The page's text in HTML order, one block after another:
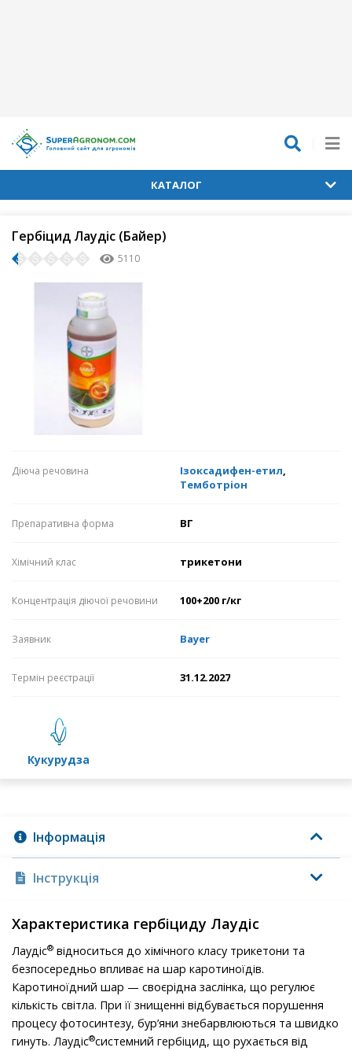
КАТАЛОГ
Гербіцид Лаудіс (Байер)
5110
Діюча речовина Ізоксадифен-етил,
Темботріон
Препаративна форма ВГ
Хімічний клас трикетони
Концентрація діючої речовини 100+200 г/кг
Заявник Bayer
Термін реєстрації 31.12.2027
кукурудза
Інформація
Інструкція
Характеристика гербіциду Лаудіс
Лаудіс® відноситься до хімічного класу трикетони та
безпосередньо впливає на шар каротиноїдів.
Каротиноїдний шар — своєрідна заслінка, що регулює
кількість світла. При її знищенні відбувається порушення
процесу фотосинтезу, бур’яни знебарвлюються та швидко
гинуть. Лаудіс®системний гербіцид, що рухається від